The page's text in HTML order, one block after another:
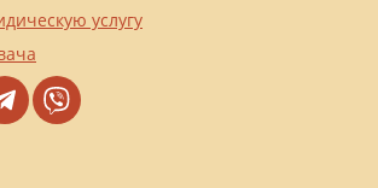
услугу